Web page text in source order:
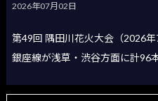
2026年07月02日
第49回 隅田川花火大会（2026
銀座線が浅草・渋谷方面に計96